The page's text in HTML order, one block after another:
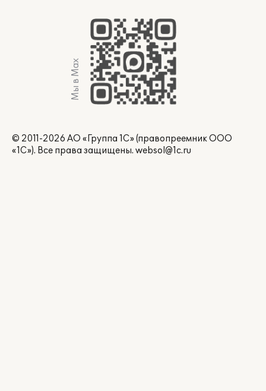
Мы в Max
© 2011-2026 АО «Группа 1С» (правопреемник ООО
«1С»). Все права защищены. websol@1c.ru